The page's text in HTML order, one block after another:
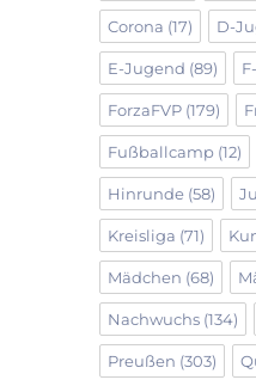
Corona (17) D-
E-Jugend (89)
ForzaFVP(179)
Fußballcamp(12)
Hinrunde(58)
Kreisliga (71)
Mädchen (68)
Nachwuchs(134)
Preußen (303)